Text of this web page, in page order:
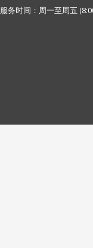
服务时间：周一至周五